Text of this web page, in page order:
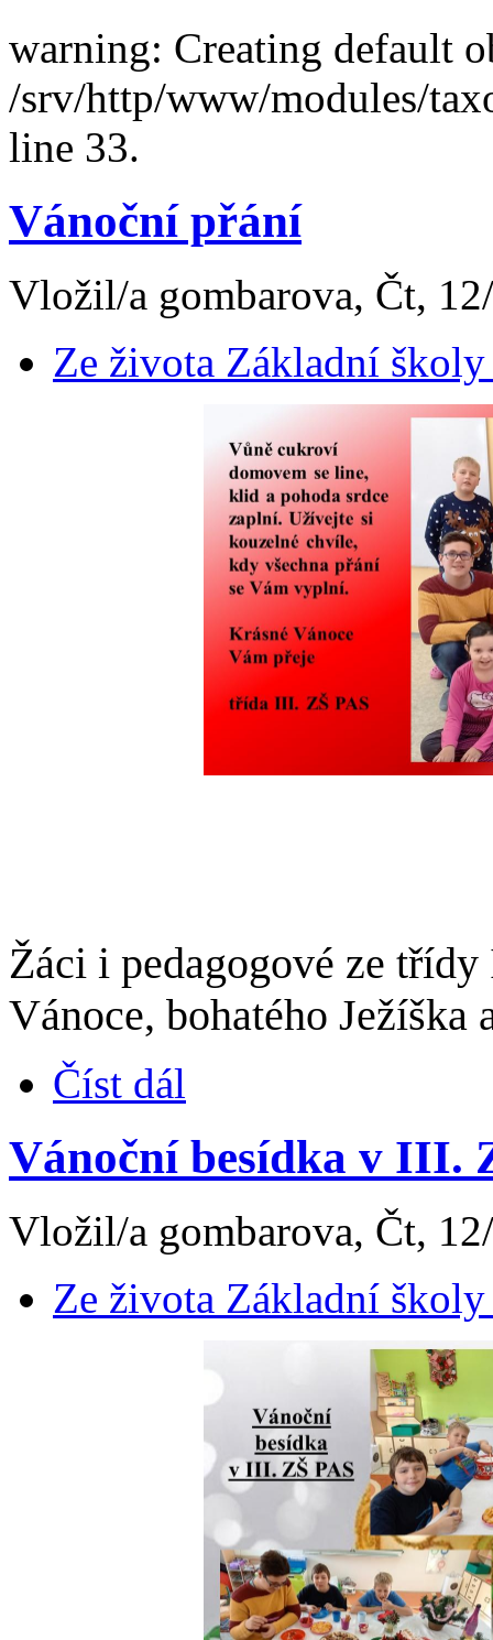
warning: Creating default
/srv/http/www/modules/
line 33.
Vánoční přání
Vložil/a gombarova, Čt,
Ze života Základní
Žáci i pedagogové ze
Vánoce, bohatého
Číst dál
Vánoční besídka v III.
Vložil/a gombarova, Čt,
Ze života Základní